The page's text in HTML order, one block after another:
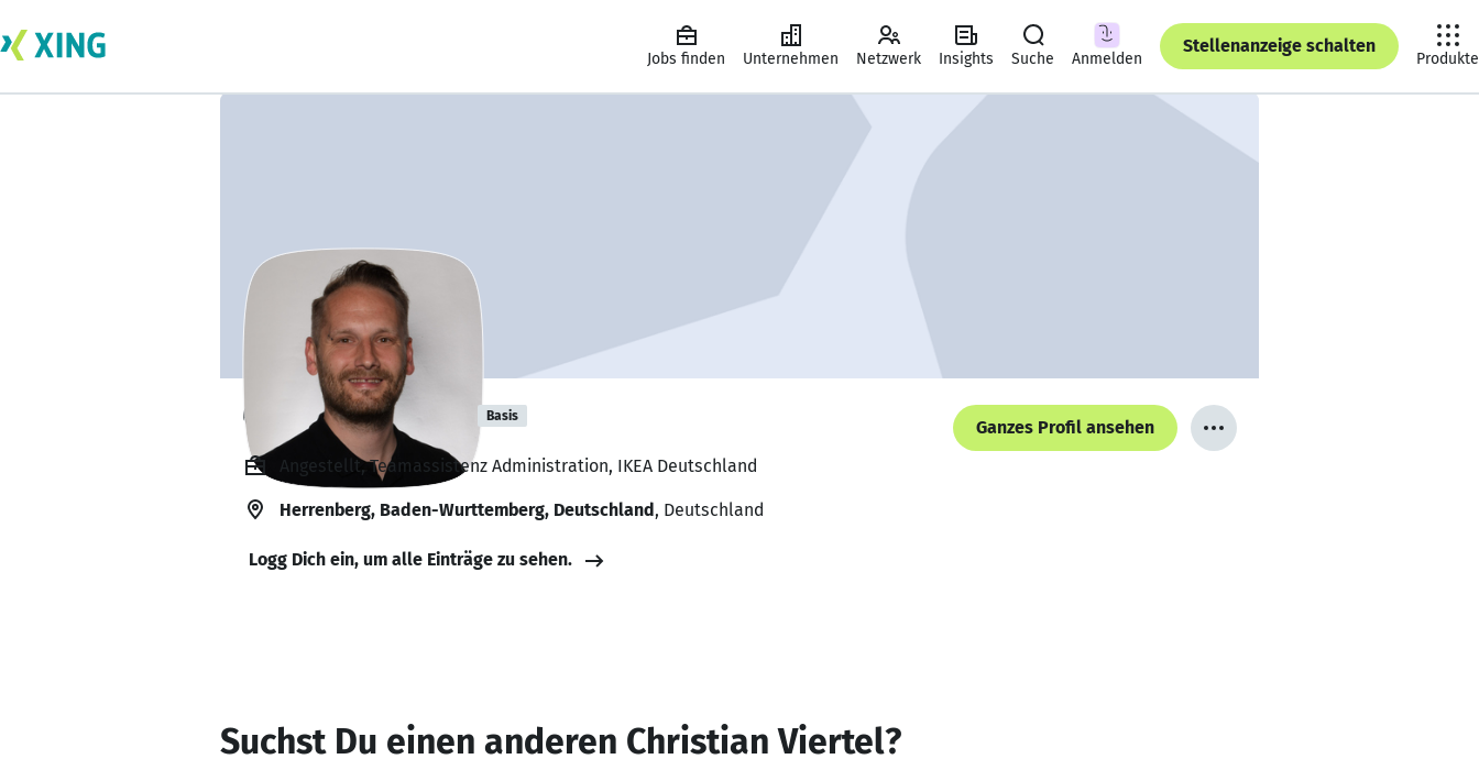
Jobs finden Unternehmen Netzwerk Insights Suche Anmelden
Stellenanzeige schalten
Produkte
Christian Viertel Basis
Ganzes Profil ansehen
Angestellt, Teamassistenz Administration, IKEA Deutschland
Herrenberg, Baden-Wurttemberg, Deutschland, Deutschland
Logg Dich ein, um alle Einträge zu sehen.
Suchst Du einen anderen Christian Viertel?